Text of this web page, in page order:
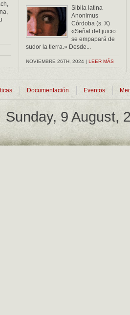
Sibila latina
Anonimus
Córdoba (s. X)
«Señal del juicio:
se empapará de
sudor la tierra.» Desde...
NOVIEMBRE 26TH, 2024 | LEER MÁS
Documentación Eventos
Sunday, 9 August,